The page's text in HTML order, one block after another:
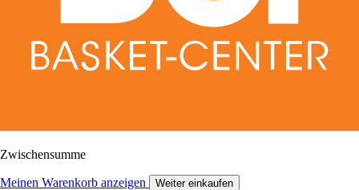
Zwischensumme
Meinen Warenkorb anzeigen Weiter einkaufen